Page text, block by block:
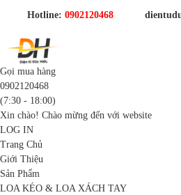
Hotline: 0902120468
Gọi mua hàng
0902120468
(7:30 - 18:00)
Xin chào! Chào mừng đến với website
LOG IN
Trang Chủ
Giới Thiệu
Sản Phẩm
LOA KÉO & LOA XÁCH TAY